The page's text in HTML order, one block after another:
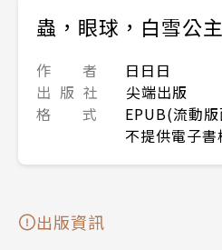
蟲，眼球，白雪公主
作 者
日日日
出 版 社
尖端出版
格 式
EPUB(流動
不提供電子
出版資訊